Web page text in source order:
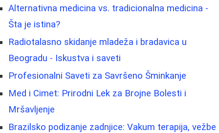
Alternativna medicina vs. tradicionalna medicina -
Šta je istina?
Radiotalasno skidanje mladeža i bradavica u
Beogradu - Iskustva i saveti
Profesionalni Saveti za Savršeno Šminkanje
Med i Cimet: Prirodni Lek za Brojne Bolesti i
Mršavljenje
Brazilsko podizanje zadnjice: Vakum terapija, vežbe